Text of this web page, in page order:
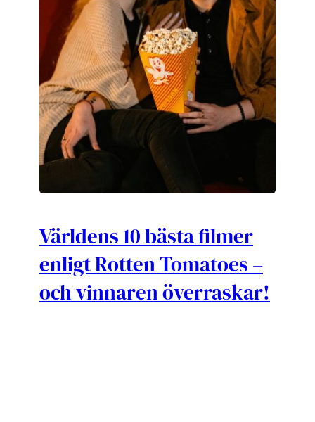
Världens 10 bästa filmer
enligt Rotten Tomatoes –
och vinnaren överraskar!